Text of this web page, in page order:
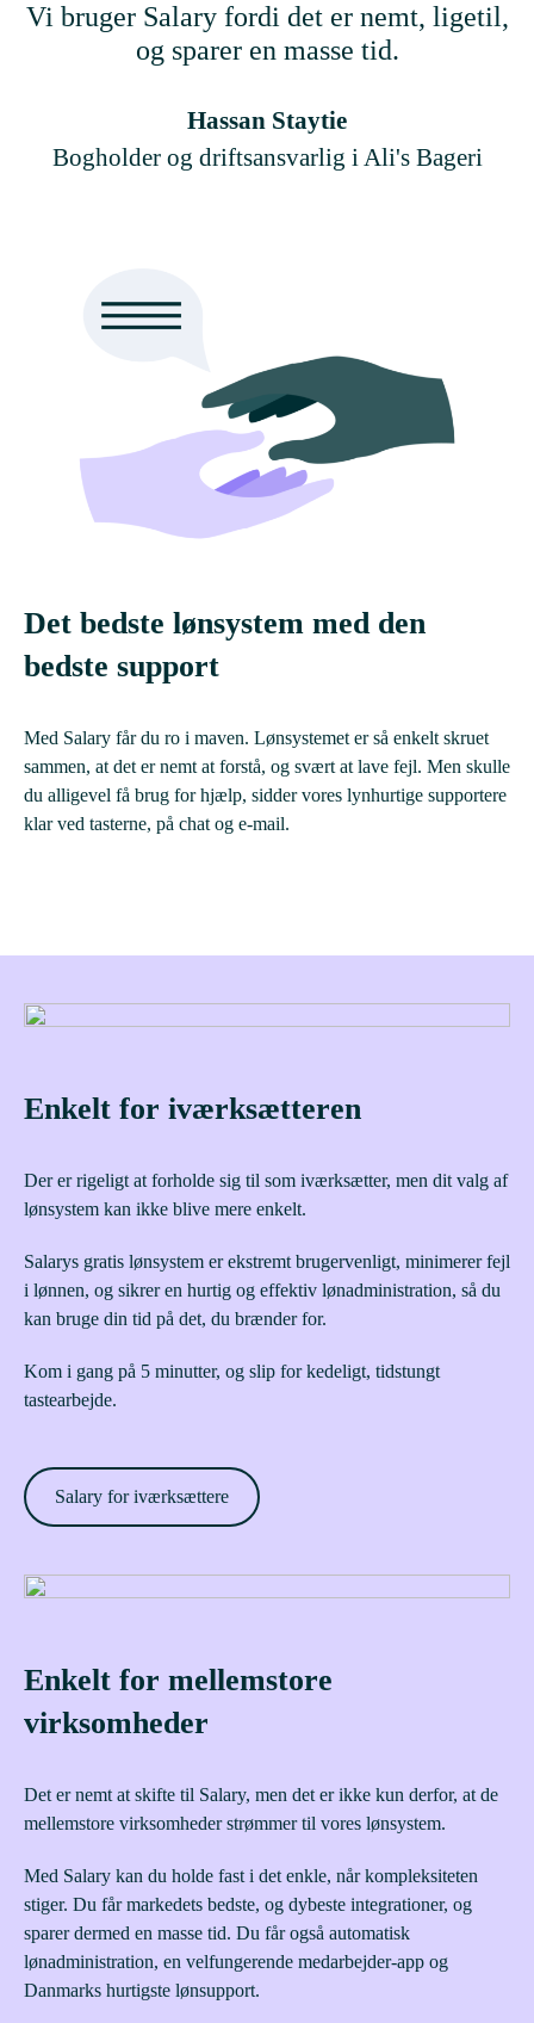
Vi bruger Salary fordi det er nemt, ligetil,
og sparer en masse tid.
Hassan Staytie
Bogholder og driftsansvarlig i Ali's Bageri
Det bedste lønsystem med den
bedste support
Med Salary får du ro i maven. Lønsystemet er så enkelt skruet
sammen, at det er nemt at forstå, og svært at lave fejl. Men skulle
du alligevel få brug for hjælp, sidder vores lynhurtige supportere
klar ved tasterne, på chat og e-mail.
Enkelt for iværksætteren
Der er rigeligt at forholde sig til som iværksætter, men dit valg af
lønsystem kan ikke blive mere enkelt.
Salarys gratis lønsystem er ekstremt brugervenligt, minimerer fejl
i lønnen, og sikrer en hurtig og effektiv lønadministration, så du
kan bruge din tid på det, du brænder for.
Kom i gang på 5 minutter, og slip for kedeligt, tidstungt
tastearbejde.
Salary for iværksættere
Enkelt for mellemstore
virksomheder
Det er nemt at skifte til Salary, men det er ikke kun derfor, at de
mellemstore virksomheder strømmer til vores lønsystem.
Med Salary kan du holde fast i det enkle, når kompleksiteten
stiger. Du får markedets bedste, og dybeste integrationer, og
sparer dermed en masse tid. Du får også automatisk
lønadministration, en velfungerende medarbejder-app og
Danmarks hurtigste lønsupport.